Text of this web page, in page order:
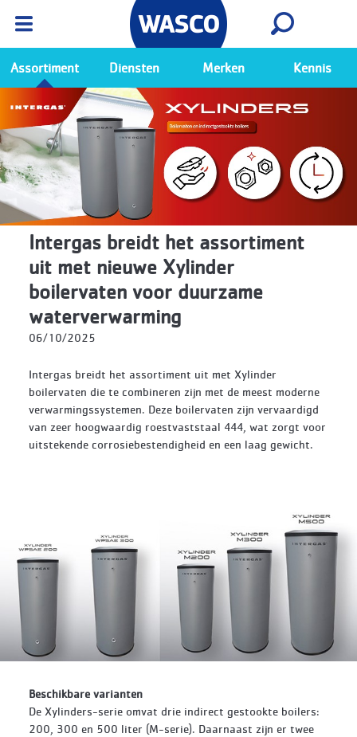
Ga naar de Wasco app
Bekijk
Assortiment Diensten Merken Kennis
Intergas breidt het assortiment
uit met nieuwe Xylinder
boilervaten voor duurzame
waterverwarming
06/10/2025
Intergas breidt het assortiment uit met Xylinder
boilervaten die te combineren zijn met de meest moderne
verwarmingssystemen. Deze boilervaten zijn vervaardigd
van zeer hoogwaardig roestvaststaal 444, wat zorgt voor
uitstekende corrosiebestendigheid en een laag gewicht.
Beschikbare varianten
De Xylinders-serie omvat drie indirect gestookte boilers:
200, 300 en 500 liter (M-serie). Daarnaast zijn er twee